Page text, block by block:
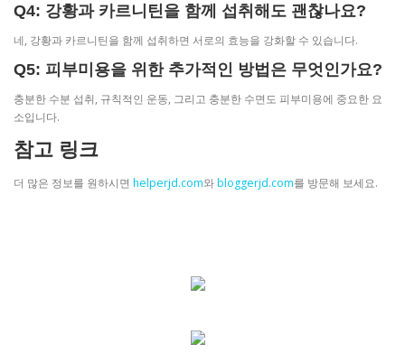
Q4: 강황과 카르니틴을 함께 섭취해도 괜찮나요?
네, 강황과 카르니틴을 함께 섭취하면 서로의 효능을 강화할 수 있습니다.
Q5: 피부미용을 위한 추가적인 방법은 무엇인가요?
충분한 수분 섭취, 규칙적인 운동, 그리고 충분한 수면도 피부미용에 중요한 요
소입니다.
참고 링크
더 많은 정보를 원하시면 helperjd.com와bloggerjd.com를 방문해 보세요.